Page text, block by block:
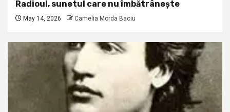
Radioul, sunetul care nu îmbătrânește
May 14, 2026 Camelia Morda Baciu